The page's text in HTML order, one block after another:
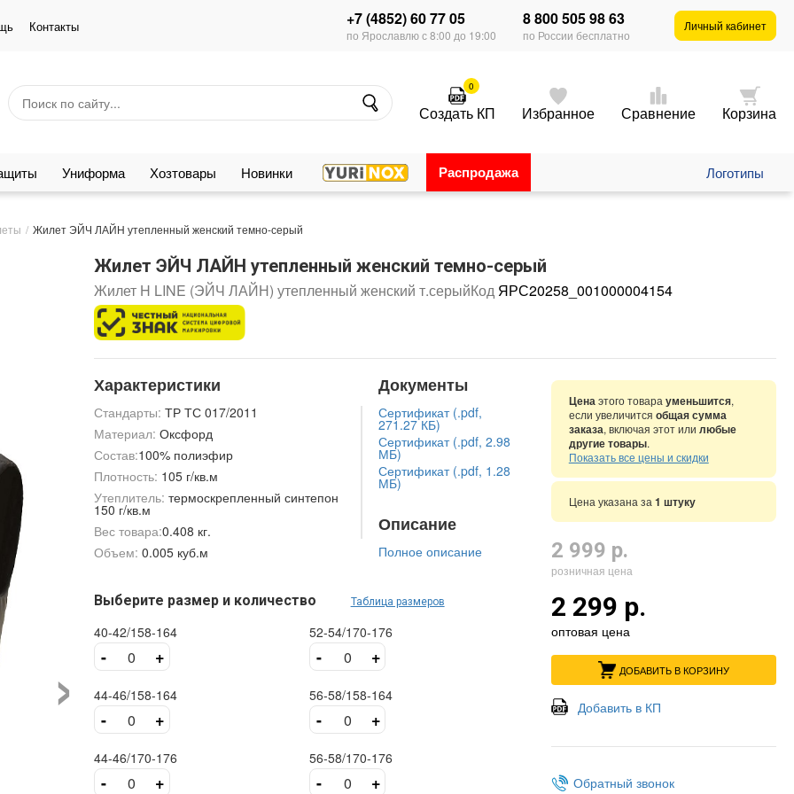
Контакты +7 (4852) 60 77 05
по Ярославлю с 8:00 до 19:00
8 800 505 98 63
по России бесплатно
Личный кабинет
0
Создать КП Избранное Сравнение Корзина
Униформа Хозтовары Новинки Распродажа Логотипы
Жилет ЭЙЧ ЛАЙН утепленный женский темно-серый
›
Жилет ЭЙЧ ЛАЙН утепленный женский темно-серый
Жилет H LINE (ЭЙЧ ЛАЙН) утепленный женский т.серыйКод ЯРС20258_001000004154
Характеристики
Стандарты: ТР ТС 017/2011
Материал: Оксфорд
Состав:100% полиэфир
Плотность: 105 г/кв.м
Утеплитель: термоскрепленный синтепон
150 г/кв.м
Вес товара:0.408 кг.
Объем: 0.005 куб.м
Документы
Сертификат (.pdf,
271.27 КБ)
Сертификат (.pdf, 2.98
МБ)
Сертификат (.pdf, 1.28
МБ)
Описание
Полное описание
Выберите размер и количество Таблица размеров
40-42/158-164
- +
44-46/158-164
- +
44-46/170-176
- +
52-54/170-176
- +
56-58/158-164
- +
56-58/170-176
- +
Ценаэтого товара уменьшится,
если увеличится общая сумма
заказа, включая этот или любые
другие товары.
Показать все цены и скидки
Цена указана за 1 штуку
2 999 р.
розничная цена
2 299 р.
оптовая цена
ДОБАВИТЬ В КОРЗИНУ
Добавить в КП
Обратный звонок